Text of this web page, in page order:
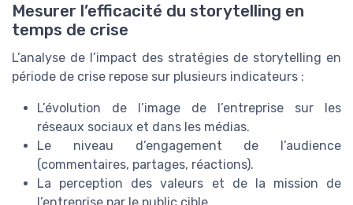
Mesurer l’efficacité du storytelling en
temps de crise
L’analyse de l’impact des stratégies de storytelling en
période de crise repose sur plusieurs indicateurs :
L’évolution de l’image de l’entreprise sur les
réseaux sociaux et dans les médias.
Le niveau d’engagement de l’audience
(commentaires, partages, réactions).
La perception des valeurs et de la mission de
l’entreprise par le public cible.